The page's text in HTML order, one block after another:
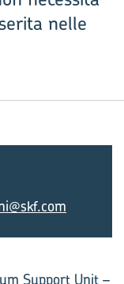
nelle
Support Unit –